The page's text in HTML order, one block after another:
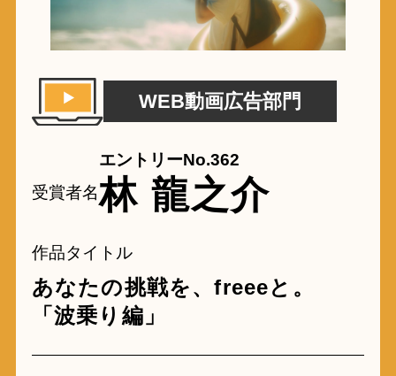
WEB動画広告部門
受賞者名
エントリーNo.362
林 龍之介
作品タイトル
あなたの挑戦を、freeeと。
「波乗り編」